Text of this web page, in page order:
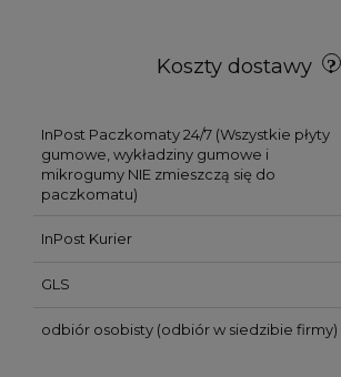
Koszty dostawy
InPost Paczkomaty 24/7(Wszystkie płyty
gumowe, wykładziny gumowe i
mikrogumy NIE zmieszczą się do
paczkomatu)
InPost Kurier
GLS
odbiór osobisty(odbiór w siedzibie firmy)